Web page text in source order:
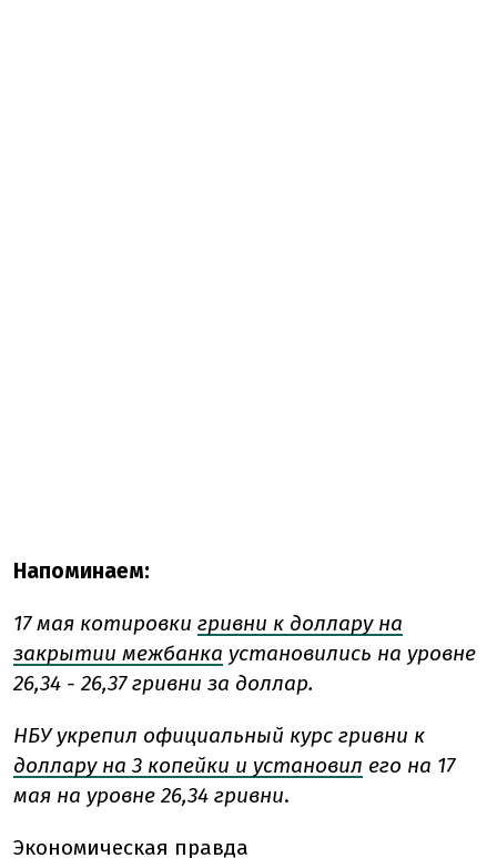
Напоминаем:
17 мая котировки гривни к доллару на
закрытии межбанка установились на уровне
26,34 - 26,37 гривни за доллар.
НБУ укрепил официальный курс гривни к
доллару на 3 копейки и установил его на 17
мая на уровне 26,34 гривни.
Экономическая правда